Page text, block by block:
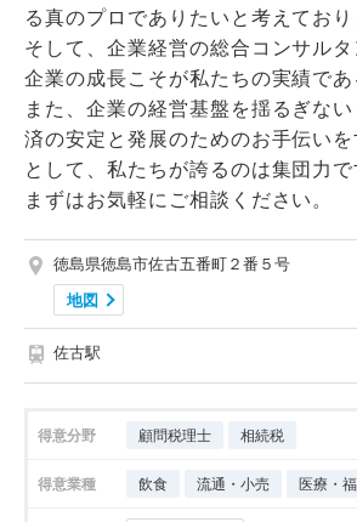
る真のプロでありたいと考えており
そして、企業経営の総合コンサル
企業の成長こそが私たちの実績であ
また、企業の経営基盤を揺るぎな
済の安定と発展のためのお手伝い
として、私たちが誇るのは集団力で
まずはお気軽にご相談ください。
徳島県徳島市佐古五番町２番５号
地図
佐古駅
得意分野 顧問税理士 相続税
得意業種 飲食 流通・小売 医療・